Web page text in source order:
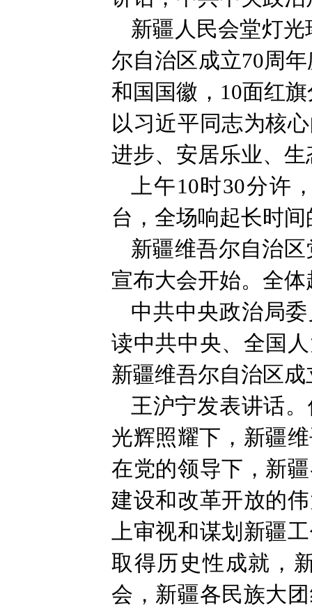
新疆人民会堂灯
尔自治区成立70周
和国国徽，10面红
以习近平同志为核
进步、安居乐业、
上午10时30分许
台，全场响起长时
新疆维吾尔自治
宣布大会开始。全
中共中央政治局
读中共中央、全国
新疆维吾尔自治区
王沪宁发表讲话
光辉照耀下，新疆
在党的领导下，新
建设和改革开放的
上审视和谋划新疆
取得历史性成就，
会，新疆各民族大